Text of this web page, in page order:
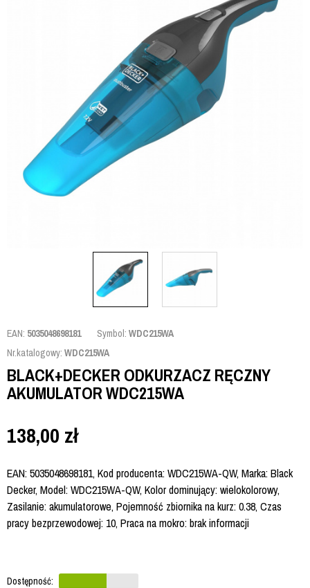
EAN: 5035048698181 Symbol: WDC215WA
Nr.katalogowy: WDC215WA
BLACK+DECKER ODKURZACZ RĘCZNY
AKUMULATOR WDC215WA
138,00 zł
EAN: 5035048698181, Kod producenta: WDC215WA-QW, Marka: Black
Decker, Model: WDC215WA-QW, Kolor dominujący: wielokolorowy,
Zasilanie: akumulatorowe, Pojemność zbiornika na kurz: 0.38, Czas
pracy bezprzewodowej: 10, Praca na mokro: brak informacji
Dostępność: